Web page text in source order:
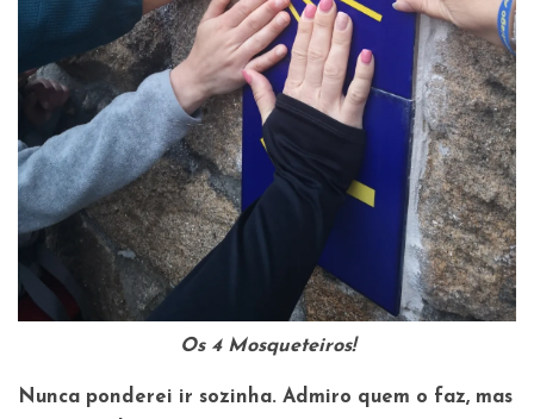
Os 4 Mosqueteiros!
Nunca ponderei ir sozinha. Admiro quem o faz, mas